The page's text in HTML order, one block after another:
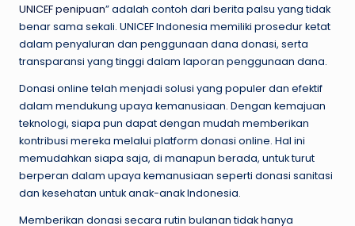
UNICEF penipuan” adalah contoh dari berita palsu yang tidak
benar sama sekali. UNICEF Indonesia memiliki prosedur ketat
dalam penyaluran dan penggunaan dana donasi, serta
transparansi yang tinggi dalam laporan penggunaan dana.
Donasi online telah menjadi solusi yang populer dan efektif
dalam mendukung upaya kemanusiaan. Dengan kemajuan
teknologi, siapa pun dapat dengan mudah memberikan
kontribusi mereka melalui platform donasi online. Hal ini
memudahkan siapa saja, di manapun berada, untuk turut
berperan dalam upaya kemanusiaan seperti donasi sanitasi
dan kesehatan untuk anak-anak Indonesia.
Memberikan donasi secara rutin bulanan tidak hanya